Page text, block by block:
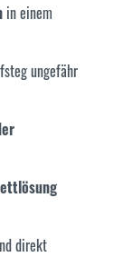
in einem
ungefähr
direkt